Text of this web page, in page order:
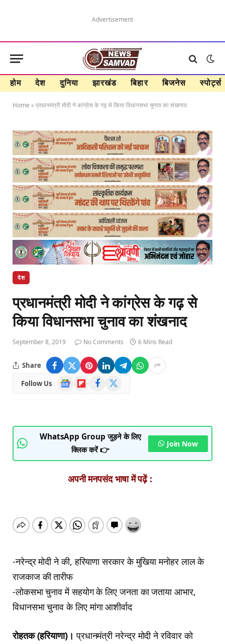
Advertisement
होम देश दुनिया झारखंड बिहार बिजनेस स्पोर्ट्स
Home »प्रधानमंत्री मोदी ने कांग्रेस के गढ़ से किया विधानसभा चुनाव का शंखनाद
देश
प्रधानमंत्री मोदी ने कांग्रेस के गढ़ से
किया विधानसभा चुनाव का शंखनाद
September 8, 2019 No Comments 6 Mins Read
Share
Follow Us
Google
News
FlipboardFacebook
WhatsApp Group जुड़ने के लिए
क्लिक करें 👉
Join Now
अपनी मनपसंद भाषा में पढ़ें :
-नरेन्द्र मोदी ने की, हरियाणा सरकार के मुखिया मनोहर लाल के
राजकाज की तारीफ
-लोकसभा चुनाव में सहयोग के लिए जनता का जताया आभार,
विधानसभा चुनाव के लिए मांगा आशीर्वाद
रोहतक (हरियाणा)। प्रधानमंत्री नरेन्द्र मोदी ने रविवार को